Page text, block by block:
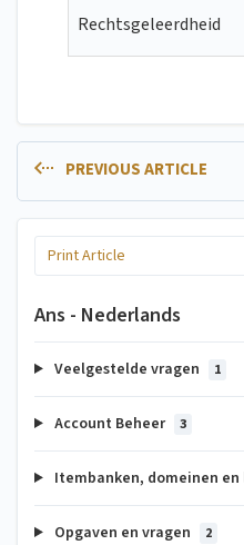
Rechtsgeleerdheid
PREVIOUS ARTICLE
Print Article
Ans - Nederlands
Veelgestelde vragen 1
Account Beheer 3
Itembanken, domeinen
Opgaven en vragen 2